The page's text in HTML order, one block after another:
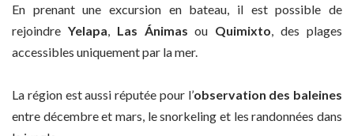
En prenant une excursion en bateau, il est possible de
rejoindre Yelapa, Las Ánimas ou Quimixto, des plages
accessibles uniquement par la mer.
La région est aussi réputée pour l’observation des baleines
entre décembre et mars, le snorkeling et les randonnées dans